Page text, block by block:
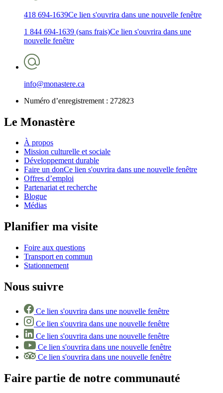
418 694-1639Ce lien s'ouvrira dans une nouvelle fenêtre
1 844 694-1639 (sans frais)Ce lien s'ouvrira dans une
nouvelle fenêtre
info@monastere.ca
Numéro d’enregistrement : 272823
Le Monastère
À propos
Mission culturelle et sociale
Développement durable
Faire un donCe lien s'ouvrira dans une nouvelle fenêtre
Offres d’emploi
Partenariat et recherche
Blogue
Médias
Planifier ma visite
Foire aux questions
Transport en commun
Stationnement
Nous suivre
Ce lien s'ouvrira dans une nouvelle fenêtre
Ce lien s'ouvrira dans une nouvelle fenêtre
Ce lien s'ouvrira dans une nouvelle fenêtre
Ce lien s'ouvrira dans une nouvelle fenêtre
Ce lien s'ouvrira dans une nouvelle fenêtre
Faire partie de notre communauté